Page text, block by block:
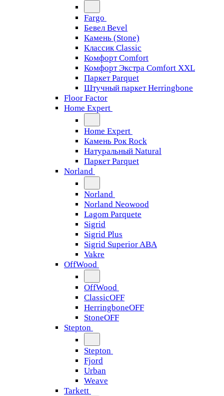
Fargo
Бевел Bevel
Камень (Stone)
Классик Classic
Комфорт Comfort
Комфорт Экстра Comfort XXL
Паркет Parquet
Штучный паркет Herringbone
Floor Factor
Home Expert
Home Expert
Камень Рок Rock
Натуральный Natural
Паркет Parquet
Norland
Norland
Norland Neowood
Lagom Parquete
Sigrid
Sigrid Plus
Sigrid Superior ABA
Vakre
OffWood
OffWood
ClassicOFF
HerringboneOFF
StoneOFF
Stepton
Stepton
Fjord
Urban
Weave
Tarkett